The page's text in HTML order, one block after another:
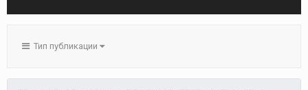
Тип публикации